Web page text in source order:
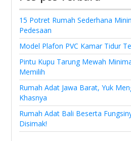
15 Potret Rumah Sederhana
Pedesaan
Model Plafon PVC Kamar Tidur
Pintu Kupu Tarung Mewah
Memilih
Rumah Adat Jawa Barat, Yuk
Khasnya
Rumah Adat Bali Beserta
Disimak!